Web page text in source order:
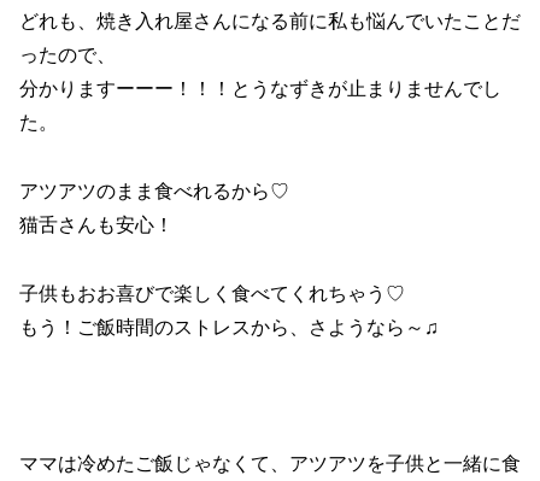
どれも、焼き入れ屋さんになる前に私も悩んでいたことだ
ったので、
分かりますーーー！！！とうなずきが止まりませんでし
た。
アツアツのまま食べれるから♡
猫舌さんも安心！
子供もおお喜びで楽しく食べてくれちゃう♡
もう！ご飯時間のストレスから、さようなら～♫
ママは冷めたご飯じゃなくて、アツアツを子供と一緒に食